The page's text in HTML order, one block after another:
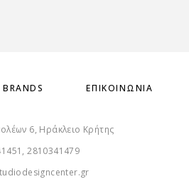
BRANDS ΕΠΙΚΟΙΝΩΝΊΑ
6, Ηράκλειο Κρήτης
2810341479